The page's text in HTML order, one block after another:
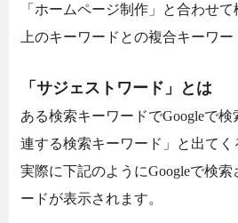
「ホームページ制作」と合わせ
上のキーワードとの複合キーワー
「サジェストワード」とは
ある検索キーワードでGoogleで
連する検索キーワード」と出てく
実際に下記のようにGoogleで検
ードが表示されます。